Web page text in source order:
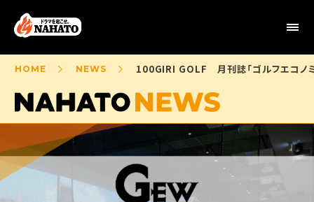
HOME NEWS 100GIRI GOLF 月刊誌「ゴルフエコノ